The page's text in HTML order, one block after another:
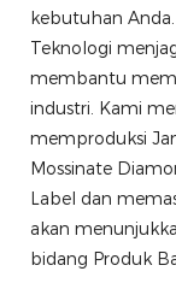
kebutuhan Anda.
Teknologi
membantu
industri. Kami
memproduksi
Mossinate
Label dan
akan
bidang Produk